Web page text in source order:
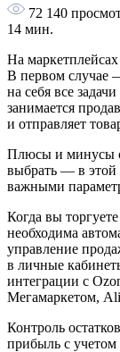
72 140
14 мин.
На
В первом случае
на себя все
занимается
и отправляет
Плюсы и минусы
выбрать — в этой
важными
Когда вы
необходима
управление
в личные
интеграции с
Мегамаркетом,
Контроль
прибыль с учетом